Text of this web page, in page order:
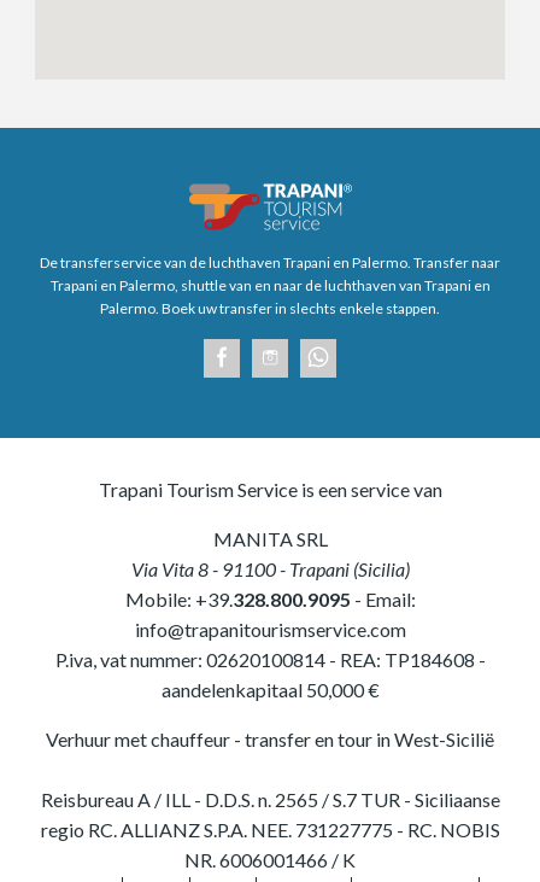
De transferservice van de luchthaven Trapani en Palermo. Transfer naar
Trapani en Palermo, shuttle van en naar de luchthaven van Trapani en
Palermo. Boek uw transfer in slechts enkele stappen.
Trapani Tourism Service is een service van
MANITA SRL
Via Vita 8- 91100- Trapani(Sicilia)
Mobile: +39.328.800.9095 - Email:
info@trapanitourismservice.com
P.iva, vat nummer: 02620100814- REA: TP184608 -
aandelenkapitaal 50,000 €
Verhuur met chauffeur - transfer en tour in West-Sicilië
Reisbureau A / ILL - D.D.S. n. 2565 / S.7 TUR - Siciliaanse
regio RC. ALLIANZ S.P.A. NEE. 731227775 - RC. NOBIS
NR. 6006001466 / K